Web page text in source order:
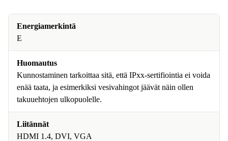
Energiamerkintä
E
Huomautus
Kunnostaminen tarkoittaa sitä, että IPxx-sertifiointia ei voida
enää taata, ja esimerkiksi vesivahingot jäävät näin ollen
takuuehtojen ulkopuolelle.
Liitännät
HDMI 1.4, DVI, VGA